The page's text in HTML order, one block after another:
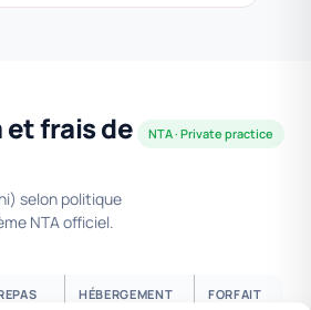
et frais de
selon politique
NTA officiel.
NTA · Private practice
HÉBERGEMENT
FORFAIT